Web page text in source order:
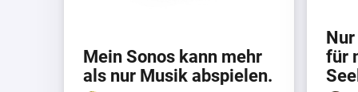
Mein Sonos kann mehr
als nur Musik abspielen.
für